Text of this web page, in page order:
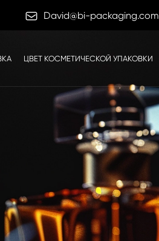
 David@bi-packaging.com
ЦВЕТ КОСМЕТИЧЕСКОЙ УПАКОВКИ